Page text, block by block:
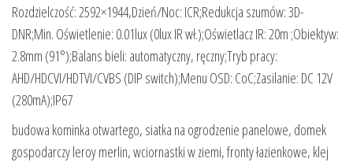
Rozdzielczość: 2592×1944,Dzień/Noc: ICR;Redukcja szumów: 3D-
DNR;Min. Oświetlenie: 0.01lux (0lux IR wł.);Oświetlacz IR: 20m ;Obiektyw:
2.8mm (91°);Balans bieli: automatyczny, ręczny;Tryb pracy:
AHD/HDCVI/HDTVI/CVBS (DIP switch);Menu OSD: CoC;Zasilanie: DC 12V
(280mA);IP67
budowa kominka otwartego, siatka na ogrodzenie panelowe, domek
gospodarczy leroy merlin, wciornastki w ziemi, fronty łazienkowe, klej